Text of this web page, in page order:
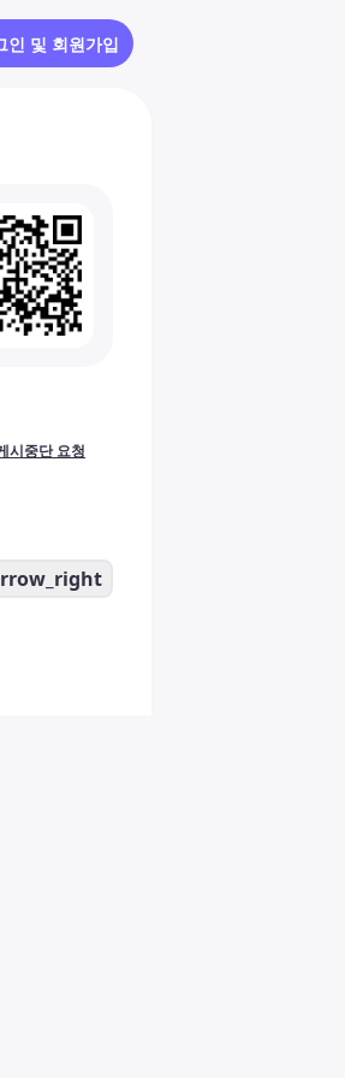
인 및 회원가입
시중단 요청